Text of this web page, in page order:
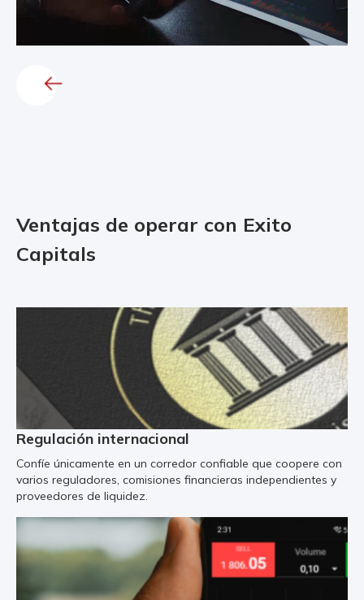
Ventajas de operar con Exito
Capitals
Regulación internacional
Confíe únicamente en un corredor confiable que coopere con
varios reguladores, comisiones financieras independientes y
proveedores de liquidez.